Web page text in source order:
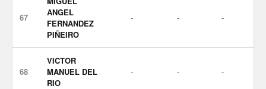
67
ANGEL
FERNANDEZ
PIÑEIRO
- - -
68
VICTOR
MANUEL DEL
RIO
- - -